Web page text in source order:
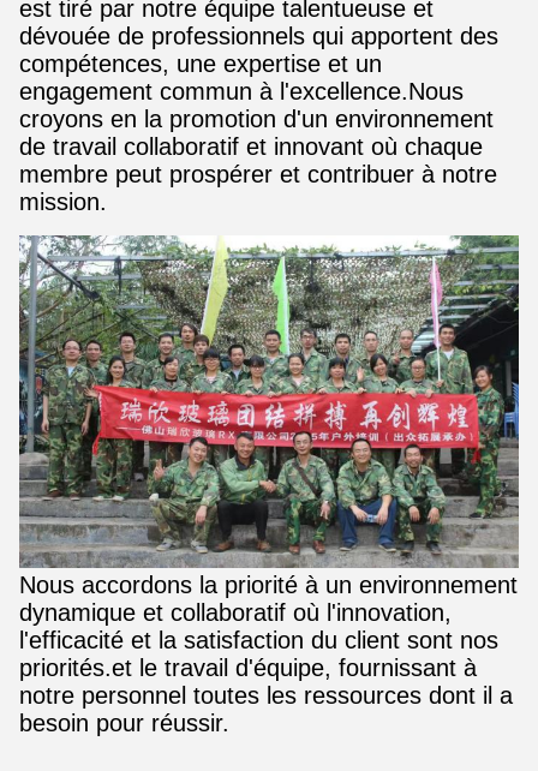
est tiré par notre équipe talentueuse et
dévouée de professionnels qui apportent des
compétences, une expertise et un
engagement commun à l'excellence.Nous
croyons en la promotion d'un environnement
de travail collaboratif et innovant où chaque
membre peut prospérer et contribuer à notre
mission.
Nous accordons la priorité à un environnement
dynamique et collaboratif où l'innovation,
l'efficacité et la satisfaction du client sont nos
priorités.et le travail d'équipe, fournissant à
notre personnel toutes les ressources dont il a
besoin pour réussir.